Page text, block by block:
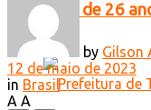
mais de 26
by Gilson
12 de maio de 2023
in Brasil
A A